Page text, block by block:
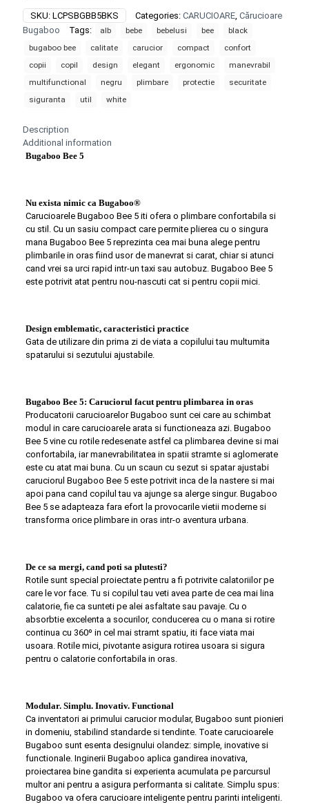
Bugaboo
Bee
5
Black-
White
SKU: LCPSBGBB5BKS Categories: CARUCIOARE, Cărucioare
Bugaboo
Tags: alb bebe bebelusi bee
black
bugaboo bee
calitate carucior compact
confort
copii
copil design elegant ergonomic
manevrabil
multifunctional
negru plimbare protectie
securitate
siguranta
util white
Description
Additional information
Bugaboo Bee 5
Nu exista nimic ca Bugaboo®
Carucioarele Bugaboo Bee 5 iti ofera o plimbare confortabila si
cu stil. Cu un sasiu compact care permite plierea cu o singura
mana Bugaboo Bee 5 reprezinta cea mai buna alege pentru
plimbarile in oras fiind usor de manevrat si carat, chiar si atunci
cand vrei sa urci rapid intr-un taxi sau autobuz. Bugaboo Bee 5
este potrivit atat pentru nou-nascuti cat si pentru copii mici.
Design emblematic, caracteristici practice
Gata de utilizare din prima zi de viata a copilului tau multumita
spatarului si sezutului ajustabile.
Bugaboo Bee 5: Caruciorul facut pentru plimbarea in oras
Producatorii carucioarelor Bugaboo sunt cei care au schimbat
modul in care carucioarele arata si functioneaza azi. Bugaboo
Bee 5 vine cu rotile redesenate astfel ca plimbarea devine si mai
confortabila, iar manevrabilitatea in spatii stramte si aglomerate
este cu atat mai buna. Cu un scaun cu sezut si spatar ajustabi
caruciorul Bugaboo Bee 5 este potrivit inca de la nastere si mai
apoi pana cand copilul tau va ajunge sa alerge singur. Bugaboo
Bee 5 se adapteaza fara efort la provocarile vietii moderne si
transforma orice plimbare in oras intr-o aventura urbana.
De ce sa mergi, cand poti sa plutesti?
Rotile sunt special proiectate pentru a fi potrivite calatoriilor pe
care le vor face. Tu si copilul tau veti avea parte de cea mai lina
calatorie, fie ca sunteti pe alei asfaltate sau pavaje. Cu o
absorbtie excelenta a socurilor, conducerea cu o mana si rotire
continua cu 360º in cel mai stramt spatiu, iti face viata mai
usoara. Rotile mici, pivotante asigura rotirea usoara si sigura
pentru o calatorie confortabila in oras.
Modular. Simplu. Inovativ. Functional
Ca inventatori ai primului carucior modular, Bugaboo sunt pionieri
in domeniu, stabilind standarde si tendinte. Toate carucioarele
Bugaboo sunt esenta designului olandez: simple, inovative si
functionale. Inginerii Bugaboo aplica gandirea inovativa,
proiectarea bine gandita si experienta acumulata pe parcursul
multor ani pentru a asigura performanta si calitate. Simplu spus:
Bugaboo va ofera carucioare inteligente pentru parinti inteligenti.